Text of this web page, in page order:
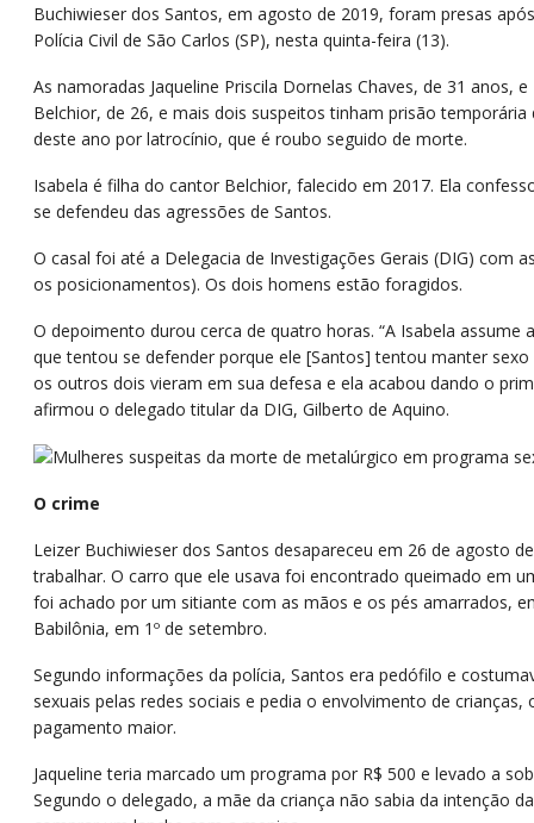
Buchiwieser dos Santos, em agosto de 2019, foram presas
Polícia Civil de São Carlos (SP), nesta quinta-feira (13).
As namoradas Jaqueline Priscila Dornelas Chaves, de 31 anos,
Belchior, de 26, e mais dois suspeitos tinham prisão
deste ano por latrocínio, que é roubo seguido de morte.
Isabela é filha do cantor Belchior, falecido em 2017. Ela
se defendeu das agressões de Santos.
O casal foi até a Delegacia de Investigações Gerais (DIG) com
os posicionamentos). Os dois homens estão foragidos.
O depoimento durou cerca de quatro horas. “A Isabela assume
que tentou se defender porque ele [Santos] tentou manter
os outros dois vieram em sua defesa e ela acabou dando o
afirmou o delegado titular da DIG, Gilberto de Aquino.
O crime
Leizer Buchiwieser dos Santos desapareceu em 26 de agosto
trabalhar. O carro que ele usava foi encontrado queimado em
foi achado por um sitiante com as mãos e os pés amarrados,
Babilônia, em 1º de setembro.
Segundo informações da polícia, Santos era pedófilo e
sexuais pelas redes sociais e pedia o envolvimento de crianças,
pagamento maior.
Jaqueline teria marcado um programa por R$ 500 e levado a
Segundo o delegado, a mãe da criança não sabia da intenção